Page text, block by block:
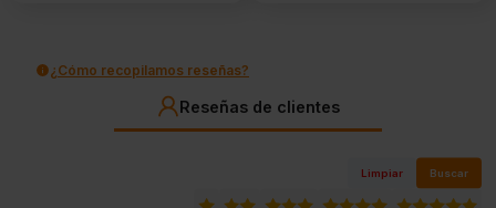
¿Cómo recopilamos reseñas?
Reseñas de clientes
Limpiar Buscar